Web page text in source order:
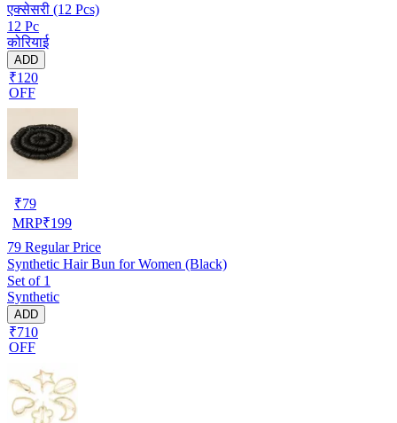
एक्सेसरी (12 Pcs)
12 Pc
कोरियाई
ADD
₹120
OFF
₹79
MRP₹199
79 Regular Price
Synthetic Hair Bun for Women (Black)
Set of 1
Synthetic
ADD
₹710
OFF